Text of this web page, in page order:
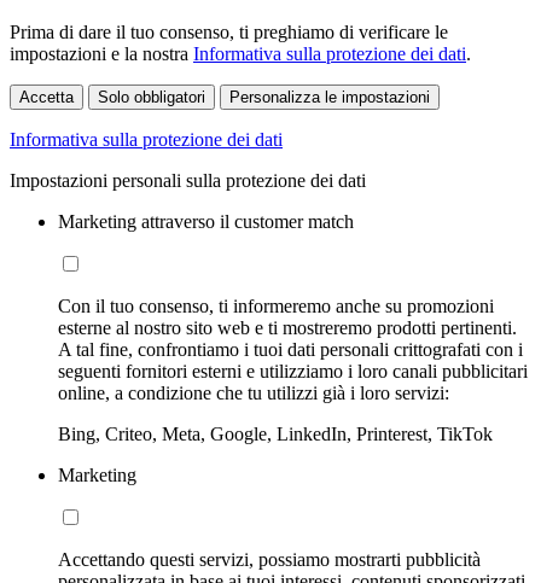
Prima di dare il tuo consenso, ti preghiamo di verificare le
impostazioni e la nostra Informativa sulla protezione dei dati.
Accetta Solo obbligatori Personalizza le impostazioni
Informativa sulla protezione dei dati
Impostazioni personali sulla protezione dei dati
Marketing attraverso il customer match
Con il tuo consenso, ti informeremo anche su promozioni
esterne al nostro sito web e ti mostreremo prodotti pertinenti.
A tal fine, confrontiamo i tuoi dati personali crittografati con i
seguenti fornitori esterni e utilizziamo i loro canali pubblicitari
online, a condizione che tu utilizzi già i loro servizi:
Bing, Criteo, Meta, Google, LinkedIn, Printerest, TikTok
Marketing
Accettando questi servizi, possiamo mostrarti pubblicità